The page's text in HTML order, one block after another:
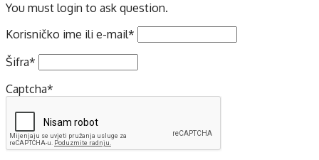
You must login to ask question.
Korisničko ime ili e-mail*
Šifra*
Captcha*